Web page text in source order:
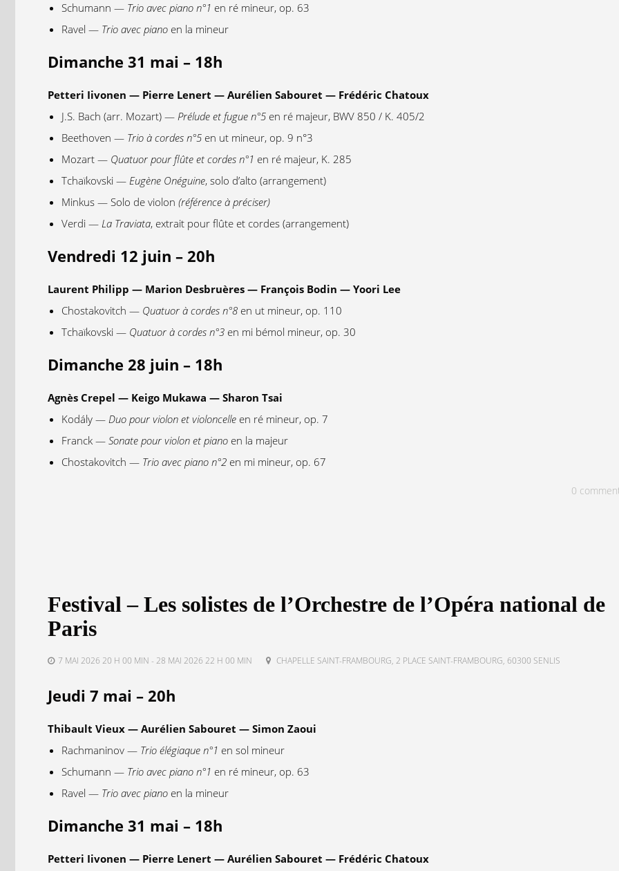
Schumann — Trio avec piano n°1 en ré mineur, op. 63
Ravel — Trio avec pianoen la mineur
Dimanche 31 mai – 18h
Petteri Iivonen — Pierre Lenert — Aurélien Sabouret — Frédéric Chatoux
J.S. Bach (arr. Mozart) — Prélude et fugue n°5en ré majeur, BWV 850 / K. 405/2
Beethoven — Trio à cordes n°5en ut mineur, op. 9 n°3
Mozart — Quatuor pour flûte et cordes n°1 en ré majeur, K. 285
Tchaïkovski — Eugène Onéguine, solo d’alto (arrangement)
Minkus — Solo de violon (référence à préciser)
Verdi — La Traviata, extrait pour flûte et cordes (arrangement)
Vendredi 12 juin – 20h
Laurent Philipp — Marion Desbruères — François Bodin — Yoori Lee
Chostakovitch — Quatuor à cordes n°8en ut mineur, op. 110
Tchaïkovski — Quatuor à cordes n°3en mi bémol mineur, op. 30
Dimanche 28 juin – 18h
Agnès Crepel — Keigo Mukawa — Sharon Tsai
Kodály — Duo pour violon et violoncelleen ré mineur, op. 7
Franck — Sonate pour violon et pianoen la majeur
Chostakovitch — Trio avec piano n°2en mi mineur, op. 67
0
Festival – Les solistes de l’Orchestre de l’Opéra national de
Paris
7 MAI 2026 20 H 00 MIN - 28 MAI 2026 22 H 00 MIN CHAPELLE SAINT-FRAMBOURG, 2 PLACE SAINT-FRAMBOURG, 60300 SENLIS
Jeudi 7 mai – 20h
Thibault Vieux — Aurélien Sabouret — Simon Zaoui
Rachmaninov — Trio élégiaque n°1 en sol mineur
Schumann — Trio avec piano n°1 en ré mineur, op. 63
Ravel — Trio avec pianoen la mineur
Dimanche 31 mai – 18h
Petteri Iivonen — Pierre Lenert — Aurélien Sabouret — Frédéric Chatoux